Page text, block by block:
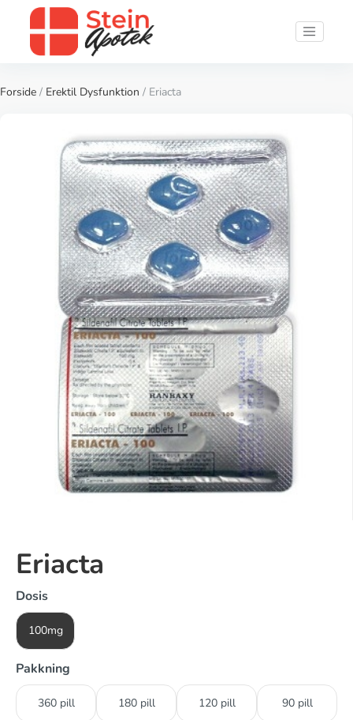
Forside / Erektil Dysfunktion / Eriacta
Eriacta
Dosis
100mg
Pakkning
360 pill 180 pill 120 pill 90 pill